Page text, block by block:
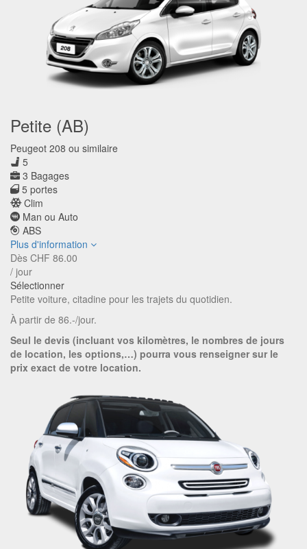
Petite (AB)
Peugeot 208 ou similaire
5
3 Bagages
5 portes
Clim
Man ou Auto
ABS
Plus d'information
Dès CHF 86.00
/ jour
Sélectionner
Petite voiture, citadine pour les trajets du quotidien.
À partir de 86.-/jour.
Seul le devis (incluant vos kilomètres, le nombres de jours
de location, les options,…) pourra vous renseigner sur le
prix exact de votre location.